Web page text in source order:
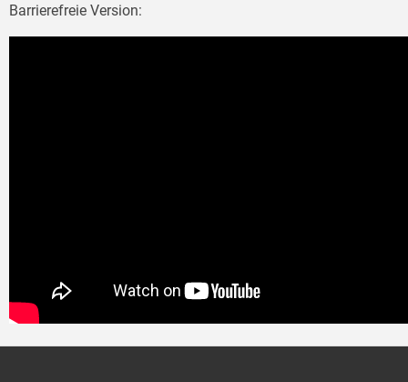
Barrierefreie Version: